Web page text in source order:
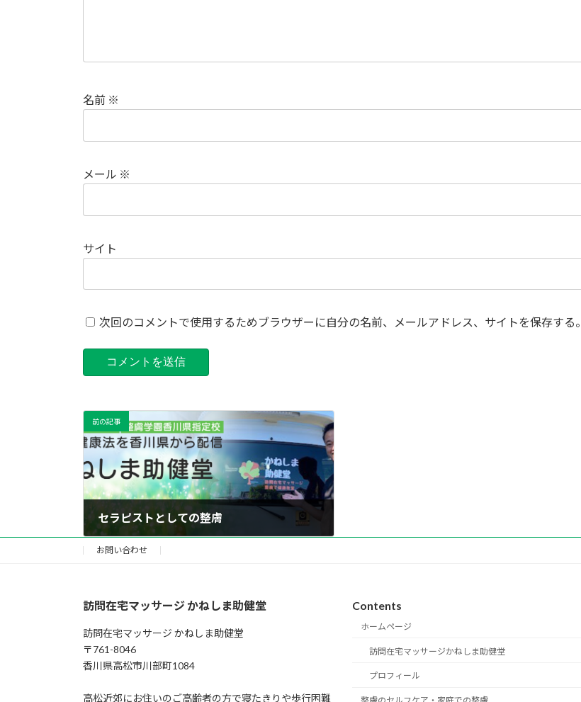
名前 ※
メール ※
サイト
次回のコメントで使用するためブラウザーに自分の名前、メールアドレス、サイトを保存する。
前の記事
セラピストとしての整膚
お問い合わせ
訪問在宅マッサージ かねしま助健堂
訪問在宅マッサージ かねしま助健堂
〒761-8046
香川県高松市川部町1084
高松近郊にお住いのご高齢者の方で寝たきりや歩行困難
Contents
ホームページ
訪問在宅マッサージかねしま助健堂
プロフィール